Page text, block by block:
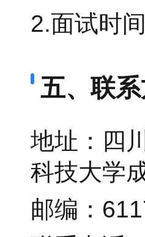
2.面试时
五、联
地址：四
科技大学
邮编：